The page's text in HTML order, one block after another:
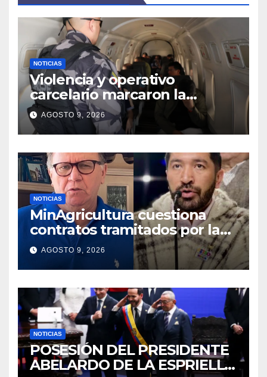
NOTICIAS
Violencia y operativo
carcelario marcaron la
primera jornada del nuevo
Gobierno
AGOSTO 9, 2026
NOTICIAS
MinAgricultura cuestiona
contratos tramitados por la
Agencia de Desarrollo Rural
durante jornada del sábado
AGOSTO 9, 2026
NOTICIAS
POSESIÓN DEL PRESIDENTE
ABELARDO DE LA ESPRIELLA